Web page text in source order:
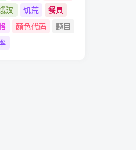
汉 饥荒
餐具
颜色代码
题目